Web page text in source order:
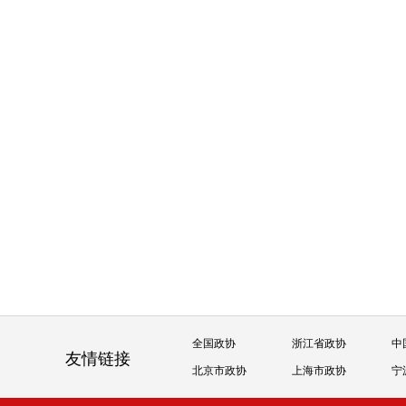
友情链接
全国政协 浙江省政协 中
北京市政协 上海市政协 宁